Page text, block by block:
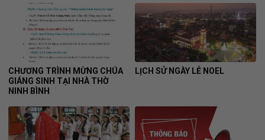
CHƯƠNG TRÌNH MỪNG CHÚA
GIÁNG SINH TẠI NHÀ THỜ
NINH BÌNH
LỊCH SỬ NGÀY LỄ NOEL